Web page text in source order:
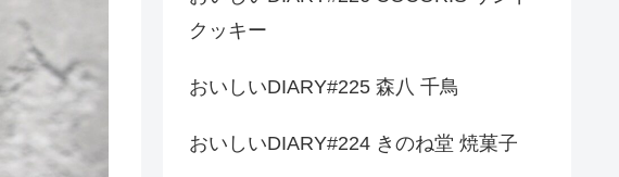
クッキー
おいしいDIARY#225 森八 千鳥
おいしいDIARY#224 きのね堂 焼菓子